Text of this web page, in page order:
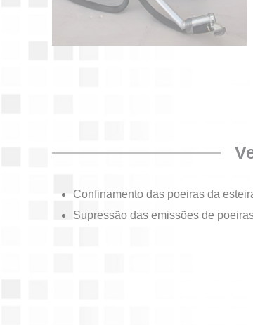
Confinamento das poeiras da
Supressão das emissões de